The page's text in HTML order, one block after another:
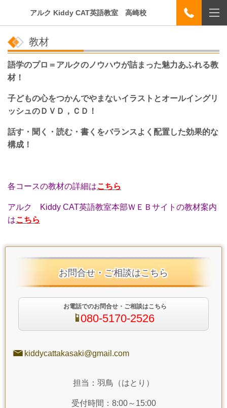
アルク Kiddy CAT英語教室 高崎校
教材
語学のプロ＝アルクのノウハウが詰まった魅力あふれる教
材！
子どもの心をつかんでやまないイラストとオールイングリ
ッシュのＤＶＤ，ＣＤ！
話す・聞く・読む・書くをバランスよく配置した効果的な
構成！
各コースの教材の詳細はこちら
アルク Kiddy CAT英語教室本部ＷＥＢサイトの教材案内
はこちら
お問合せ・ご相談はこちら
お電話でのお問合せ・ご相談はこちら
080-5170-2526
kiddycattakasaki@gmail.com
担当：羽鳥（はとり）
受付時間：8:00～15:00